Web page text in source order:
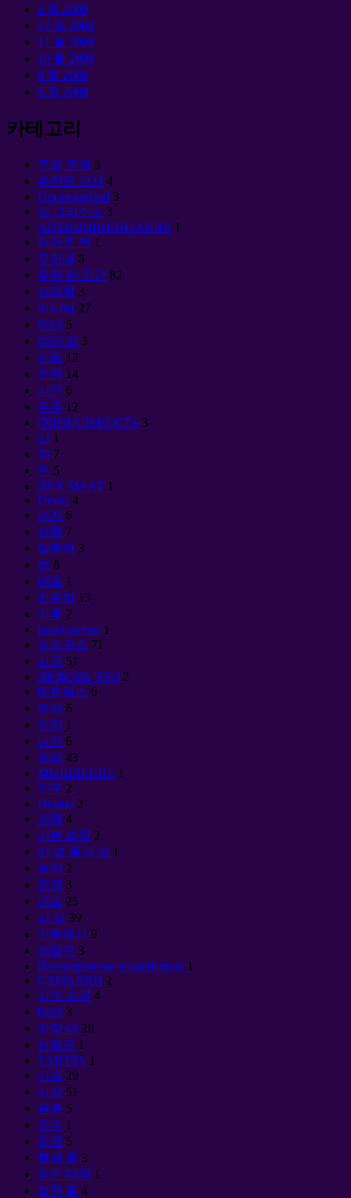
2 월 2009
12 월 2008
11 월 2008
10 월 2008
9 월 2008
5 월 2008
카테고리
주요 주제 5
추천된 기사 4
Uncategorized 3
적 그리스도 3
АНТИЦИВИЛИЗАЦИЯ 1
화이트 썬 1
무한대 8
무한 한 공간 82
생물학 3
하나님 27
벡터 5
벡터 힘 3
진동 12
전원 14
시간 6
우주 12
ГЕНИАЛЬНОСТЬ 3
산 1
죄 7
돈 5
ДУХ МААТ 1
Devas 4
여자 6
생활 7
맞춤법 3
법 8
예술 1
카르마 13
기후 2
Колдовство 1
코스모스 71
사랑 51
ЛЮБОВЬ ЭТО 2
매트릭스 6
명상 6
의학 1
남자 6
우리 43
МЫШЛЕНИЕ 1
인구 2
Нервы 2
개체 4
기본 법칙 2
만 병 통치 약 1
승리 2
정책 3
연습 25
각 성 39
거동에서 9
깨달음 3
Психотронное воздействие 1
САМАДХИ 2
악마 숭배 4
태양 3
화장 대 28
본질은 1
ТАНТРА 1
기술 29
사실 51
금융 5
풍수 1
문명 5
블랙 홀 3
검은 태양 1
블랙 홀 4